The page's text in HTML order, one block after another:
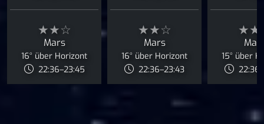
★★☆
Mars
16° über Horizont
22:36–23:45
★★☆
Mars
16° über Horizont
22:36–23:43
15° über